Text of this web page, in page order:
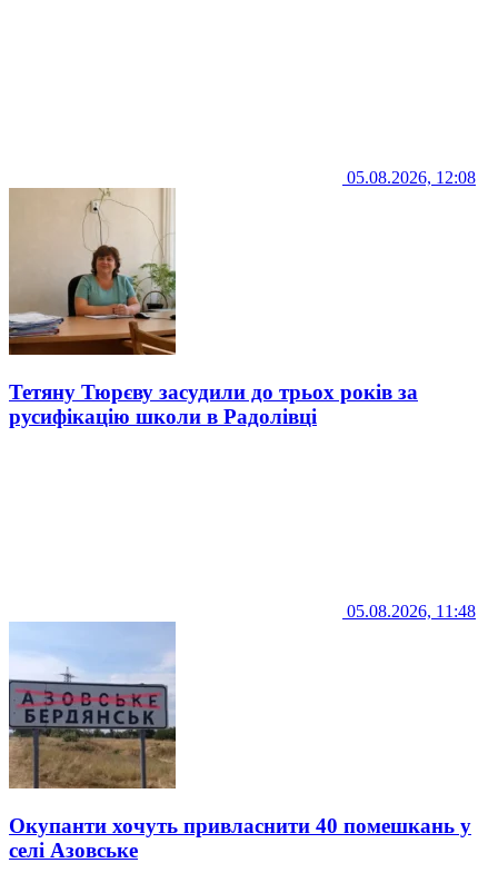
05.08.2026, 12:08
Тетяну Тюрєву засудили до трьох років за
русифікацію школи в Радолівці
05.08.2026, 11:48
Окупанти хочуть привласнити 40 помешкань у
селі Азовське